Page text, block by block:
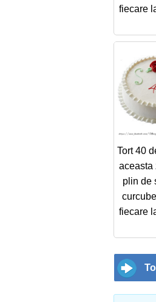
fiecare
Tort 40
aceasta
plin de
fiecare